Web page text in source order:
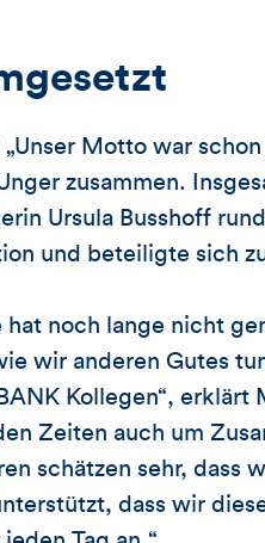
Motto war
zusammen.
Ursula Busshoff
und beteiligte sich
noch lange nicht
wir anderen Gutes
Kollegen“, erklärt
Zeiten auch um
schätzen sehr, dass
dass wir